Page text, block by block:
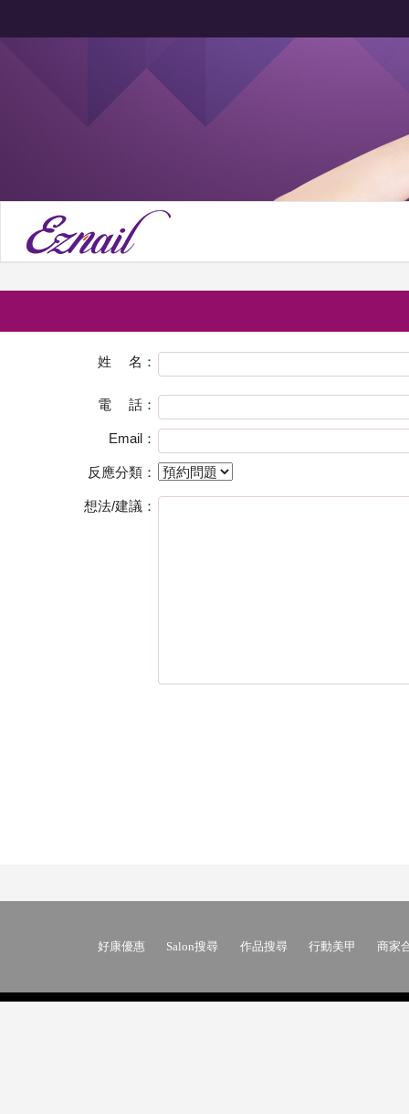
姓 名：
電 話：
Email：
反應分類：
想法/建議：
好康優惠 Salon搜尋 作品搜尋 行動美甲 商家